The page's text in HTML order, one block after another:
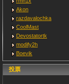
Akon
razdavalochka
CoolMast
Devostatortk
modify2h
Boevik
投票